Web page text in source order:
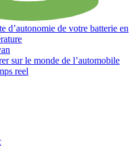
d’autonomie de votre batterie en
sur le monde de l’automobile
reel